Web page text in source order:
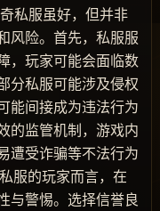
私服虽好，但并非
风险。首先，私服服
，玩家可能会面临数
分私服可能涉及侵权
能间接成为违法行为
的监管机制，游戏内
遭受诈骗等不法行为
服的玩家而言，在
与警惕。选择信誉良